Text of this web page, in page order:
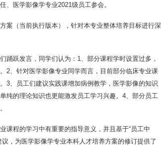
、医学影像学专业2021级员工参会。
案（当前执行版本），针对本专业整体培养目标进行深
踊跃发言，同学们认为：1、部分课程学时设置过多，
2、针对医学影像专业同学而言，目前部分临床专业课
3、员工们建议实践课增加病例教学，医学影像的知识
纯的理论知识也更能激发员工学习兴趣。4、部分员工
课程的学习中有重要的指导意义，并且基于“员工中
，为医学影像学专业本科人才培养方案的修订提供了